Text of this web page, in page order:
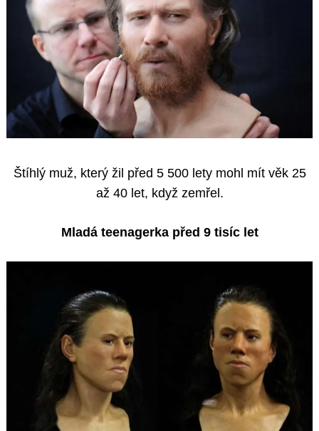
Štíhlý muž, který žil před 5 500 lety mohl mít věk 25
až 40 let, když zemřel.
Mladá teenagerka před 9 tisíc let